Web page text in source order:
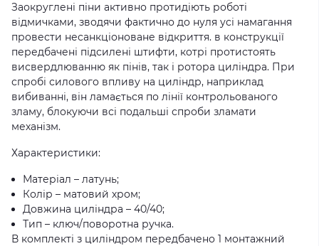
Заокруглені піни активно протидіють роботі
відмичками, зводячи фактично до нуля усі намагання
провести несанкціоноване відкриття. в конструкції
передбачені підсилені штифти, котрі протистоять
висвердлюванню як пінів, так і ротора циліндра. При
спробі силового впливу на циліндр, наприклад
вибиванні, він ламається по лінії контрольованого
зламу, блокуючи всі подальші спроби зламати
механізм.
Характеристики:
Матеріал – латунь;
Колір – матовий хром;
Довжина циліндра – 40/40;
Тип – ключ/поворотна ручка.
В комплекті з циліндром передбачено 1 монтажний